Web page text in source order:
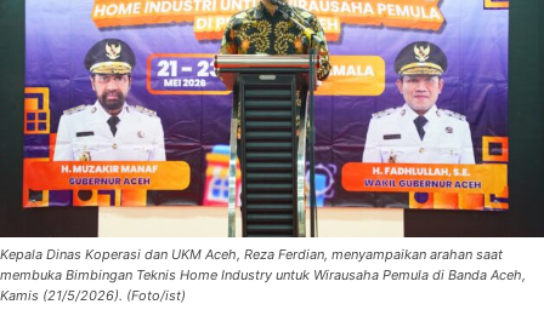
Kepala Dinas Koperasi dan UKM Aceh, Reza Ferdian, menyampaikan arahan saat
membuka Bimbingan Teknis Home Industry untuk Wirausaha Pemula di Banda Aceh,
Kamis (21/5/2026). (Foto/ist)